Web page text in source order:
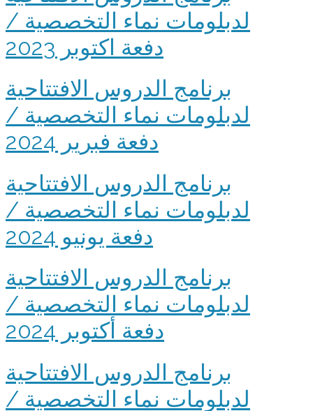
لدبلومات نماء التخصصية /
دفعة اكتوبر 2023
برنامج الدروس الافتتاحية
لدبلومات نماء التخصصية /
دفعة فبرير 2024
برنامج الدروس الافتتاحية
لدبلومات نماء التخصصية /
دفعة يونيو 2024
برنامج الدروس الافتتاحية
لدبلومات نماء التخصصية /
دفعة أكتوبر 2024
برنامج الدروس الافتتاحية
لدبلومات نماء التخصصية /